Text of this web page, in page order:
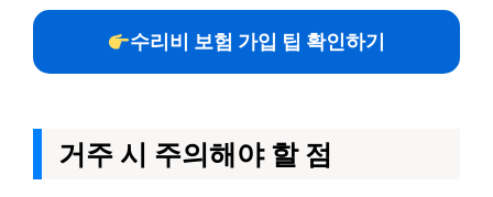
수리비 보험 가입 팁 확인하기
거주 시 주의해야 할 점